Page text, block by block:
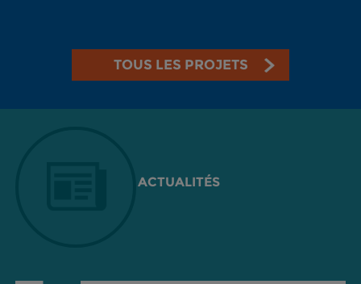
TOUS LES PROJETS
ACTUALITÉS